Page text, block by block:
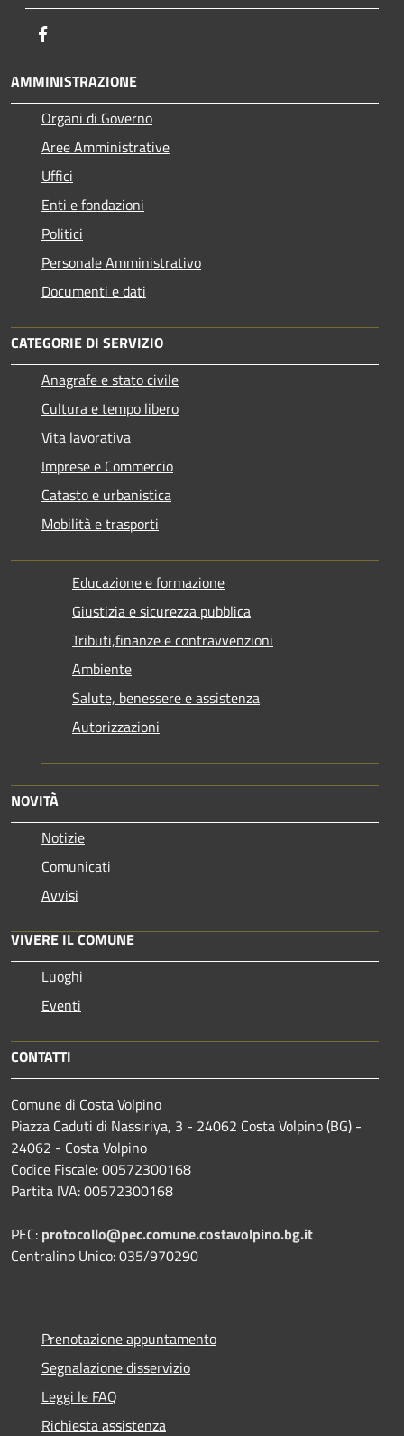
AMMINISTRAZIONE
Organi di Governo
Aree Amministrative
Uffici
Enti e fondazioni
Politici
Personale Amministrativo
Documenti e dati
CATEGORIE DI SERVIZIO
Anagrafe e stato civile
Cultura e tempo libero
Vita lavorativa
Imprese e Commercio
Catasto e urbanistica
Mobilità e trasporti
Educazione e formazione
Giustizia e sicurezza pubblica
Tributi,finanze e contravvenzioni
Ambiente
Salute, benessere e assistenza
Autorizzazioni
NOVITÀ
Notizie
Comunicati
Avvisi
VIVERE IL COMUNE
Luoghi
Eventi
CONTATTI
Comune di Costa Volpino
Piazza Caduti di Nassiriya, 3 - 24062 Costa Volpino (BG) -
24062 - Costa Volpino
Codice Fiscale: 00572300168
Partita IVA: 00572300168
PEC: protocollo@pec.comune.costavolpino.bg.it
Centralino Unico: 035/970290
Prenotazione appuntamento
Segnalazione disservizio
Leggi le FAQ
Richiesta assistenza